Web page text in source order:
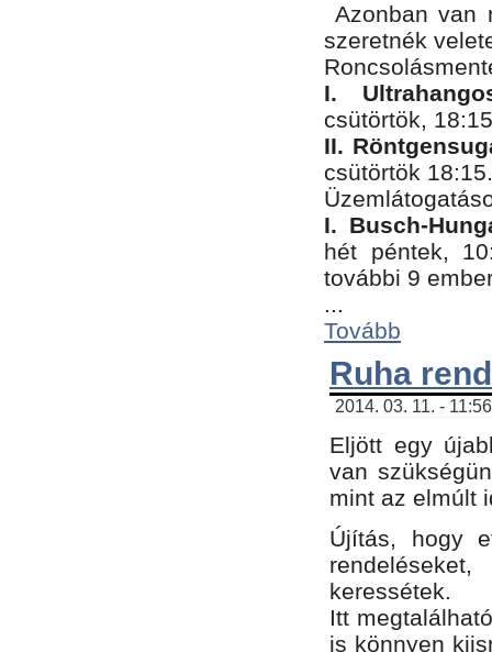
Azonban van
szeretnék
I.
csütörtök,
II.
csütörtök 18:15.
I. Busch-
hét péntek,
további 9
...
Tovább
Ruha
2014. 03. 11. -
Eljött egy
van
mint az elmúlt
Újítás, hogy
keressétek.
Itt
is könnyen